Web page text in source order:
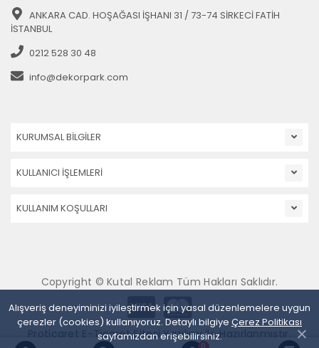
Alışveriş deneyiminizi iyileştirmek için yasal düzenlemelere uygun
çerezler (cookies) kullanıyoruz. Detaylı bilgiye Çerez Politikası
sayfamızdan erişebilirsiniz.
ANKARA CAD. HOŞAĞASI İŞHANI 31 / 73-74 SİRKECİ FATİH
İSTANBUL
0212 528 30 48
info@dekorpark.com
KURUMSAL BİLGİLER
KULLANICI İŞLEMLERİ
KULLANIM KOŞULLARI
Copyright © Kutal Reklam Tüm Hakları Saklıdır.
Proticaret E-Ticaret Sitesi Yazılımı İle Hazırlanmıştır.